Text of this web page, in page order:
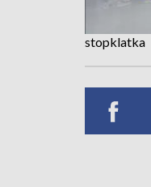
stopklatka